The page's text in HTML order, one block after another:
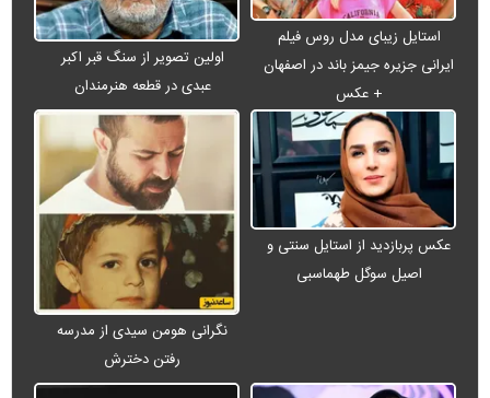
استایل زیبای مدل روس فیلم
ایرانی جزیره جیمز باند در اصفهان
+ عکس
اولین تصویر از سنگ قبر اکبر
عبدی در قطعه هنرمندان
عکس پربازدید از استایل سنتی و
اصیل سوگل طهماسبی
نگرانی هومن سیدی از مدرسه
رفتن دخترش